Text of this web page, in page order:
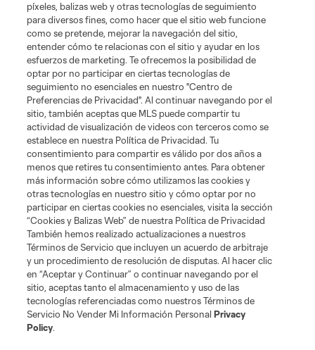
Acerca de MLS
Social
Tienda
píxeles, balizas web y otras tecnologías de seguimiento
para diversos fines, como hacer que el sitio web funcione
como se pretende, mejorar la navegación del sitio,
entender cómo te relacionas con el sitio y ayudar en los
esfuerzos de marketing. Te ofrecemos la posibilidad de
optar por no participar en ciertas tecnologías de
seguimiento no esenciales en nuestro "Centro de
Preferencias de Privacidad". Al continuar navegando por el
sitio, también aceptas que MLS puede compartir tu
actividad de visualización de videos con terceros como se
establece en nuestra Política de Privacidad. Tu
consentimiento para compartir es válido por dos años a
menos que retires tu consentimiento antes. Para obtener
más información sobre cómo utilizamos las cookies y
otras tecnologías en nuestro sitio y cómo optar por no
participar en ciertas cookies no esenciales, visita la sección
“Cookies y Balizas Web” de nuestra Política de Privacidad
También hemos realizado actualizaciones a nuestros
Términos de Servicio que incluyen un acuerdo de arbitraje
y un procedimiento de resolución de disputas. Al hacer clic
en “Aceptar y Continuar” o continuar navegando por el
sitio, aceptas tanto el almacenamiento y uso de las
tecnologías referenciadas como nuestros Términos de
Servicio No Vender Mi Información PersonalPrivacy
Policy.